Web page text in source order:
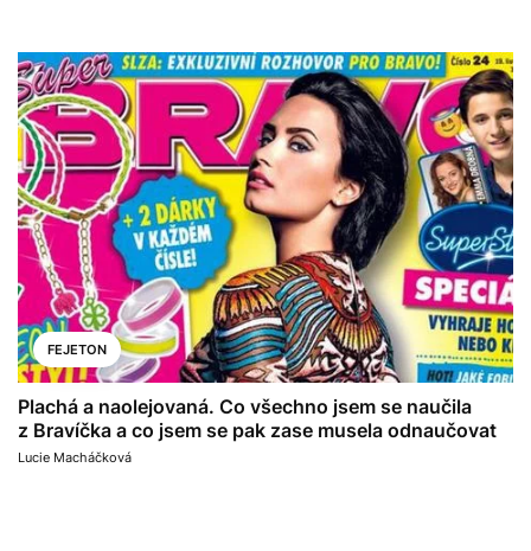
FEJETON
Plachá a naolejovaná. Co všechno jsem se naučila
z Bravíčka a co jsem se pak zase musela odnaučovat
Lucie Macháčková